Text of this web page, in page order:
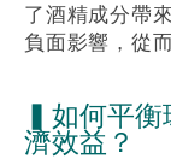
了酒精成分帶
負面影響，從
▍如何平
濟效益？